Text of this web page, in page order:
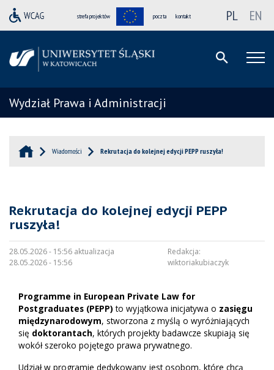
strefa projektów poczta kontakt PL EN
Wydział Prawa i Administracji
Wiadomości Rekrutacja do kolejnej edycji PEPP ruszyła!
Rekrutacja do kolejnej edycji PEPP
ruszyła!
28.05.2026 - 15:56 aktualizacja
28.05.2026 - 15:56
Redakcja:
wiktoriakubiaczyk
Programme in European Private Law for
Postgraduates (PEPP) to wyjątkowa inicjatywa o zasięgu
międzynarodowym, stworzona z myślą o wyróżniających
się doktorantach, których projekty badawcze skupiają się
wokół szeroko pojętego prawa prywatnego.
Udział w programie dedykowany jest osobom, które chcą